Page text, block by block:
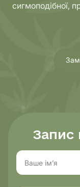
сигмоподібної,
Запис